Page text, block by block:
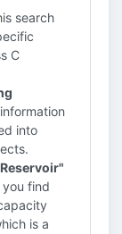
search
C
into
you find
is a